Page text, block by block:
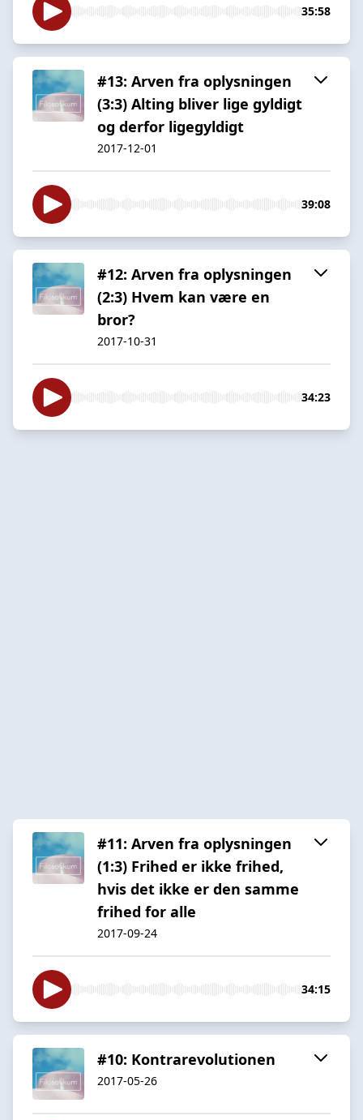
35:58
#13: Arven fra oplysningen
(3:3) Alting bliver lige gyldigt
og derfor ligegyldigt
2017-12-01
39:08
#12: Arven fra oplysningen
(2:3) Hvem kan være en
bror?
2017-10-31
34:23
#11: Arven fra oplysningen
(1:3) Frihed er ikke frihed,
hvis det ikke er den samme
frihed for alle
2017-09-24
34:15
#10: Kontrarevolutionen
2017-05-26